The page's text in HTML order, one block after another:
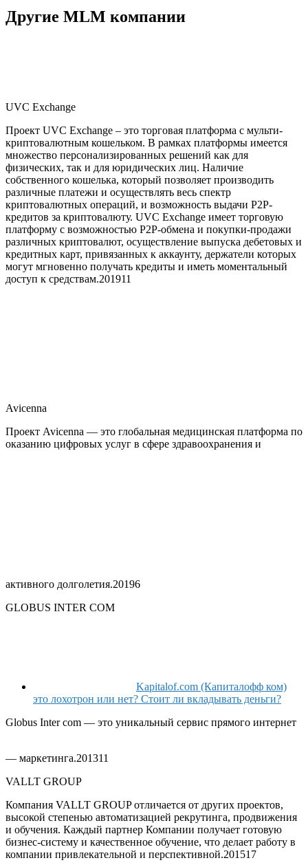
Другие MLM компании
UVC Exchange
Проект UVC Exchange – это торговая платформа c мульти-
криптовалютным кошельком. В рамках платформы имеется
множество персонализированных решений как для
физических, так и для юридических лиц. Наличие
собственного кошелька, который позволяет производить
различные платежи и осуществлять весь спектр
криптовалютных операций, и возможность выдачи P2P-
кредитов за криптовалюту. UVC Exchange имеет торговую
платформу с возможностью P2P-обмена и покупки-продажи
различных криптовалют, осуществление выпуска дебетовых и
кредитных карт, привязанных к аккаунту, держатели которых
могут мгновенно получать кредиты и иметь моментальный
доступ к средствам.201911
Avicenna
Проект Avicenna — это глобальная медицинская платформа по
оказанию цифровых услуг в сфере здравоохранения и
активного долголетия.20196
GLOBUS INTER COM
Kapitalof.com (Капиталофф ком)
это лохотрон или нет? Стоит ли вкладывать деньги?
Globus Inter com — это уникальный сервис прямого интернет
— маркетинга.201311
VALLT GROUP
Компания VALLT GROUP отличается от других проектов,
высокой степенью автоматизацией рекрутинга, продвижения
и обучения. Каждый партнер Компании получает готовую
бизнес-систему и качественное обучение, что делает работу в
компании привлекательной и перспективной.201517